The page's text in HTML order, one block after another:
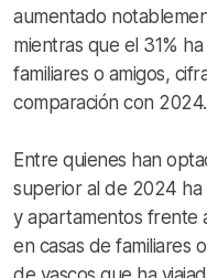
aumentado
mientras que el 31%
familiares o amigos,
comparación con 2024.
Entre quienes han
superior al de 2024 ha
y apartamentos frente
en casas de familiares